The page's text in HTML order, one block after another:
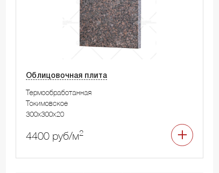
Облицовочная плита
Термообработанная
Токимовское
300x300x20
4400 руб/м2